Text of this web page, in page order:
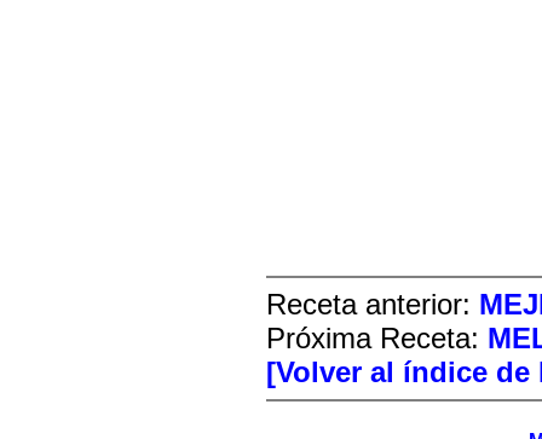
Receta anterior:
Próxima Receta:
[Volver al índice de